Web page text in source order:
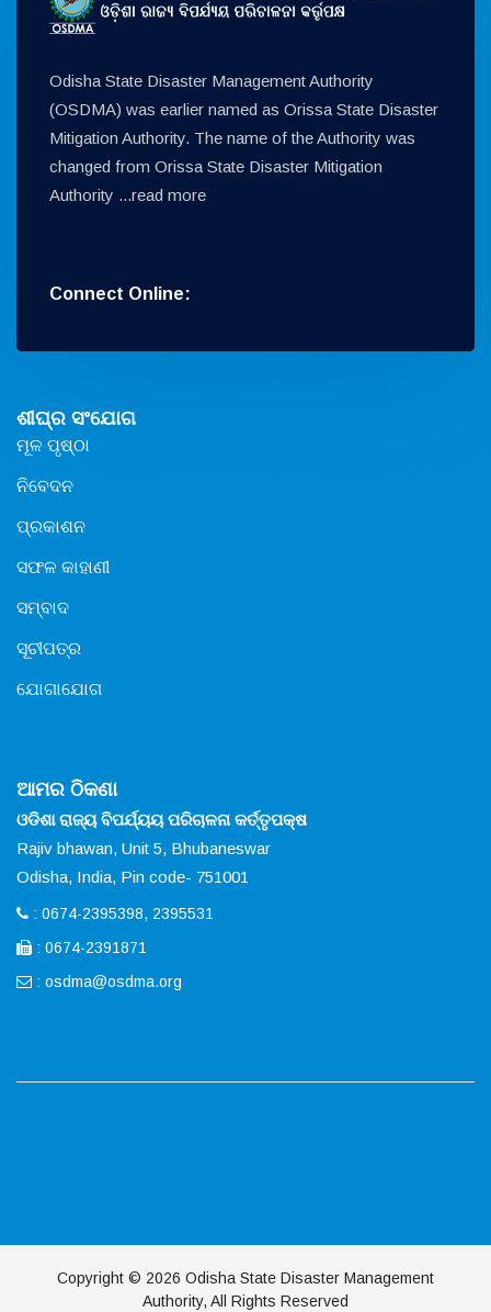
Odisha State Disaster Management Authority
(OSDMA) was earlier named as Orissa State Disaster
Mitigation Authority. The name of the Authority was
changed from Orissa State Disaster Mitigation
Authority ...read more
Connect Online:
ଶୀଘ୍ର ସଂଯୋଗ
ମୂଳ ପୃଷ୍ଠା
ନିବେଦନ
ପ୍ରକାଶନ
ସଫଳ କାହାଣୀ
ସମ୍ବାଦ
ସୂଚୀପତ୍ର
ଯୋଗାଯୋଗ
ଆମର ଠିକଣା
ଓଡିଶା ରାଜ୍ୟ ବିପର୍ଯ୍ୟୟ ପରିଚାଳନା କର୍ତ୍ତୃପକ୍ଷ
Rajiv bhawan, Unit 5, Bhubaneswar
Odisha, India, Pin code- 751001
: 0674-2395398, 2395531
: 0674-2391871
: osdma@osdma.org
Copyright © 2026 Odisha State Disaster Management
Authority, All Rights Reserved